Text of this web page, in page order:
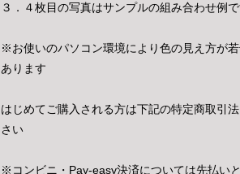
３．４枚目の写真はサンプルの組み合わせ例で
※お使いのパソコン環境により色の見え方が
あります
はじめてご購入される方は下記の特定商取引
さい
※コンビニ・Pay-easy決済については先払い